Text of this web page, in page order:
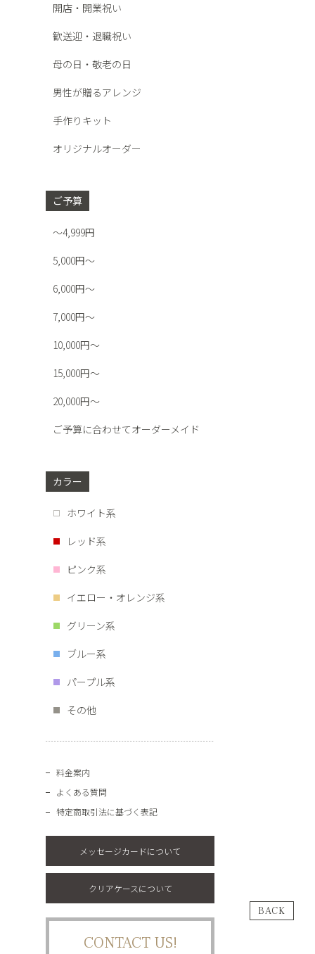
BACK
開店・開業祝い
歓送迎・退職祝い
母の日・敬老の日
男性が贈るアレンジ
手作りキット
オリジナルオーダー
ご予算
～4,999円
5,000円～
6,000円～
7,000円～
10,000円～
15,000円～
20,000円～
ご予算に合わせてオーダーメイド
カラー
ホワイト系
レッド系
ピンク系
イエロー・オレンジ系
グリーン系
ブルー系
パープル系
その他
料金案内
よくある質問
特定商取引法に基づく表記
メッセージカードについて
クリアケースについて
CONTACT US!